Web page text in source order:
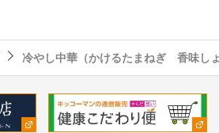
冷やし中華（かけるたまねぎ 香味し